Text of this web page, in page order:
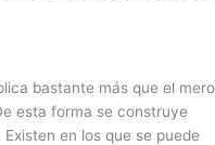
bastante más que el mero
esta forma se construye
en los que se puede